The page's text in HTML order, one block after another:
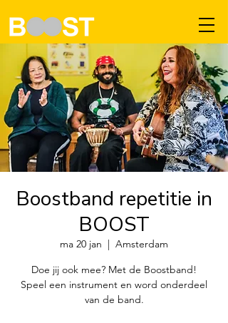
Boostband repetitie in
BOOST
ma 20 jan
  |
Amsterdam
Doe jij ook mee? Met de Boostband!
Speel een instrument en word onderdeel
van de band.